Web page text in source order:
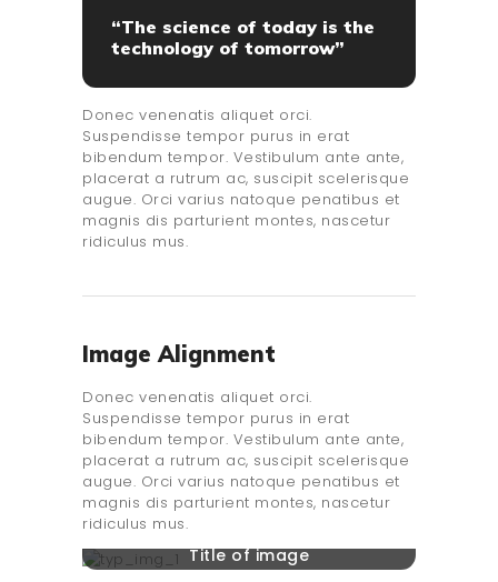
“The science of today is the
technology of tomorrow”
Donec venenatis aliquet orci.
Suspendisse tempor purus in erat
bibendum tempor. Vestibulum ante ante,
placerat a rutrum ac, suscipit scelerisque
augue. Orci varius natoque penatibus et
magnis dis parturient montes, nascetur
ridiculus mus.
Image Alignment
Donec venenatis aliquet orci.
Suspendisse tempor purus in erat
bibendum tempor. Vestibulum ante ante,
placerat a rutrum ac, suscipit scelerisque
augue. Orci varius natoque penatibus et
magnis dis parturient montes, nascetur
ridiculus mus.
Title of image